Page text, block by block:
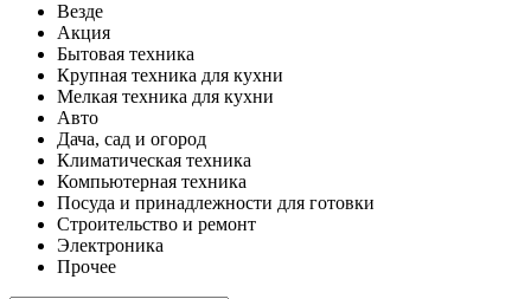
Везде
Акция
Бытовая техника
Крупная техника для кухни
Мелкая техника для кухни
Авто
Дача, сад и огород
Климатическая техника
Компьютерная техника
Посуда и принадлежности для готовки
Строительство и ремонт
Электроника
Прочее